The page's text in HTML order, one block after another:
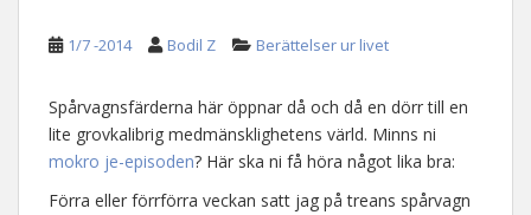
1/7 -2014 Bodil Z Berättelser ur livet
Spårvagnsfärderna här öppnar då och då en dörr till en
lite grovkalibrig medmänsklighetens värld. Minns ni
mokro je-episoden? Här ska ni få höra något lika bra:
Förra eller förrförra veckan satt jag på treans spårvagn